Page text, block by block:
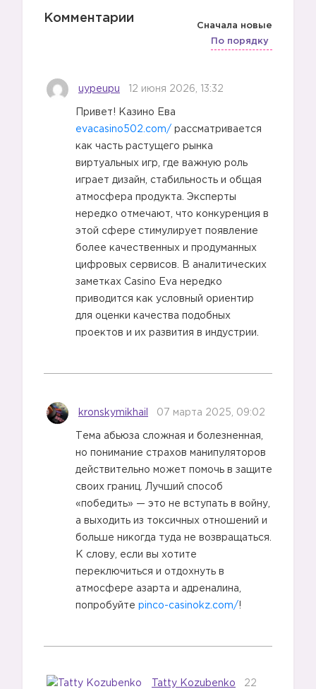
3️⃣
4️⃣
Комментарии
Сначала новые
По порядку
uypeupu 12 июня 2026, 13:32
Привет! Казино Ева
evacasino502.com/ рассматривается
как часть растущего рынка
виртуальных игр, где важную роль
играет дизайн, стабильность и общая
атмосфера продукта. Эксперты
нередко отмечают, что конкуренция в
этой сфере стимулирует появление
более качественных и продуманных
цифровых сервисов. В аналитических
заметках Casino Eva нередко
приводится как условный ориентир
для оценки качества подобных
проектов и их развития в индустрии.
kronskymikhail 07 марта 2025, 09:02
Тема абьюза сложная и болезненная,
но понимание страхов манипуляторов
действительно может помочь в защите
своих границ. Лучший способ
«победить» — это не вступать в войну,
а выходить из токсичных отношений и
больше никогда туда не возвращаться.
К слову, если вы хотите
переключиться и отдохнуть в
атмосфере азарта и адреналина,
попробуйте pinco-casinokz.com/!
Tatty Kozubenko 22